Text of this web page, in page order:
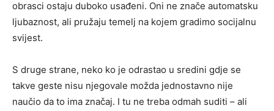
obrasci ostaju duboko usađeni. Oni ne znače automatsku
ljubaznost, ali pružaju temelj na kojem gradimo socijalnu
svijest.
S druge strane, neko ko je odrastao u sredini gdje se
takve geste nisu njegovale možda jednostavno nije
naučio da to ima značaj. I tu ne treba odmah suditi – ali